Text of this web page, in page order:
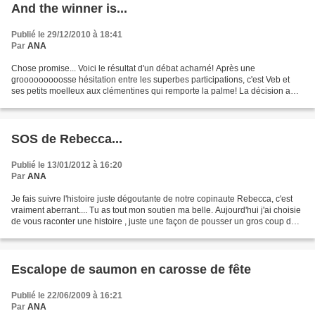
And the winner is...
Publié le 29/12/2010 à 18:41
Par ANA
Chose promise... Voici le résultat d'un débat acharné! Après une
grooooooooosse hésitation entre les superbes participations, c'est Veb et
ses petits moelleux aux clémentines qui remporte la palme! La décision a
SOS de Rebecca...
Publié le 13/01/2012 à 16:20
Par ANA
Je fais suivre l'histoire juste dégoutante de notre copinaute Rebecca, c'est
vraiment aberrant.... Tu as tout mon soutien ma belle. Aujourd'hui j'ai choisie
de vous raconter une histoire , juste une façon de pousser un gros coup de
Escalope de saumon en carosse de fête
Publié le 22/06/2009 à 16:21
Par ANA